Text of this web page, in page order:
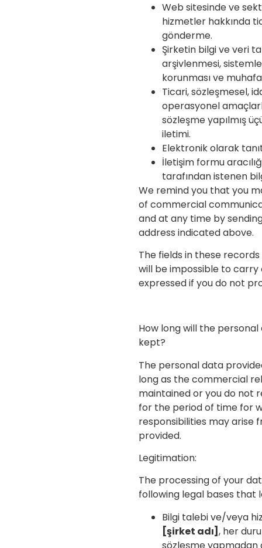
Web sitesinde ve
hizmetler hakkında
gönderme.
Şirketin bilgi ve veri
arşivlenmesi,
korunması ve
Ticari, sözleşmesel,
operasyonel
sözleşme yapılmış
iletimi.
Elektronik olarak
İletişim formu
tarafından istenen
We remind you that you
of commercial
and at any time by
address indicated above.
The fields in these
will be impossible to
expressed if you do not
How long will the
kept?
The personal data
long as the commercial
maintained or you do not
for the period of time for
responsibilities may arise
provided.
Legitimation:
The processing of your
following legal bases that
Bilgi talebi ve/veya
[şirket adı] , her
sözleşme yapmadan